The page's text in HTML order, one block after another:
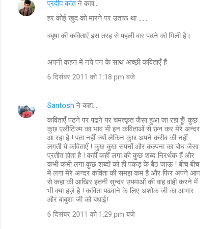
प्रदीप कांतने कहा…
हर कोई खुद को मारने पर उतारू था ......
बबूषा की कविताएँ इस तरह से पहली बार पढने को मिली है।
अपनी कहन में नये पन के साथ अच्छी कविताएँ हैं
6 दिसंबर 2011 को 1:18 pm बजे
Santosh ने कहा…
कविताएँ पढने पर पढने पर चमत्कृत जैसा हुआ जा रहा हूँ! कुछ
कुछ एलीटिज्म का भाव भी इन कविताओं से छन कर मेरे अन्दर
आ रहा है ! पता नहीं क्यों लेकिन कुछ अपने करीब की नहीं
लगती ये कविताएँ ! कुछ कुछ सपनों और कल्पना का बोध जैसा
प्रतीत होता है ! कहीं कहीं लगा की कुछ शब्द निरर्थक हैं और
कभी कभी लगा कुछ शब्दों को ही पकड़ के बैठ जाऊं ! बीच बीच
में लगा मेरे अन्दर कविता की समझ कम है और फिर अपने आप
से कहा की आखिर इतनी सुन्दर उपमाओं की वाह वाही करने में
भी क्या हर्ज़ है ! कविता पढवाने के लिए अशोक जी का आभार
और बाबुशा जी को बधाई!
6 दिसंबर 2011 को 1:29 pm बजे